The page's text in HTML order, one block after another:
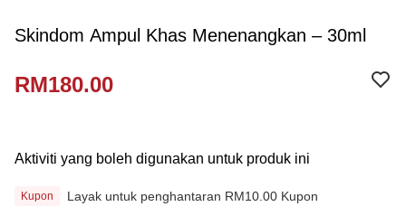
Skindom Ampul Khas Menenangkan – 30ml
RM180.00
Aktiviti yang boleh digunakan untuk produk ini
Kupon Layak untuk penghantaran RM10.00 Kupon